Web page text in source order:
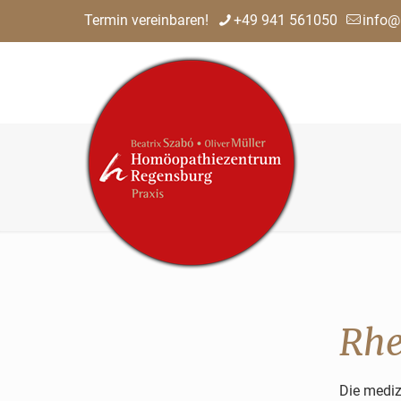
Termin vereinbaren! +49 941 561050
Die